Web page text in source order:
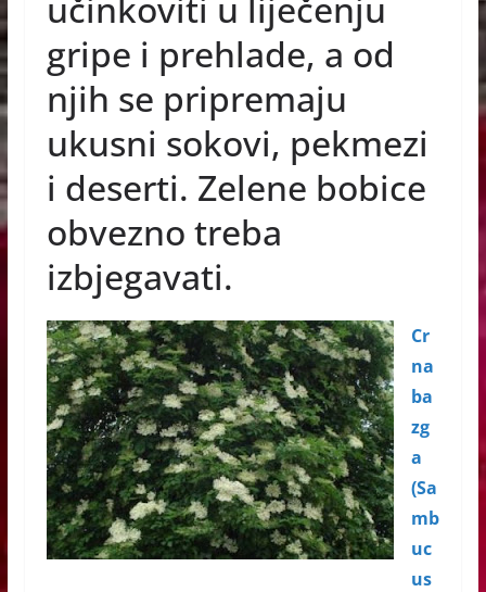
o
o
k
g
er
p
p
gripe i prehlade, a od
njih se pripremaju
ukusni sokovi, pekmezi
i deserti. Zelene bobice
obvezno treba
izbjegavati.
Cr
na
ba
zg
a
(Sa
mb
uc
us